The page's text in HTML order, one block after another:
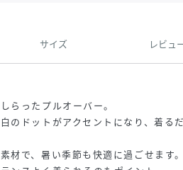
サイズ レビュ
らったプルオーバー。
のドットがアクセントになり、着る
材で、暑い季節も快適に過ごせます。